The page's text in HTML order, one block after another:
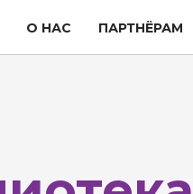
О НАС ПАРТНЁРАМ